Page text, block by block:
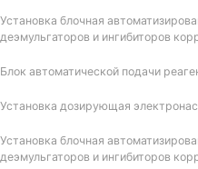
Установка блочная
деэмульгаторов и ингибиторов
Блок автоматической подачи
Установка дозирующая
Установка блочная
деэмульгаторов и ингибиторов